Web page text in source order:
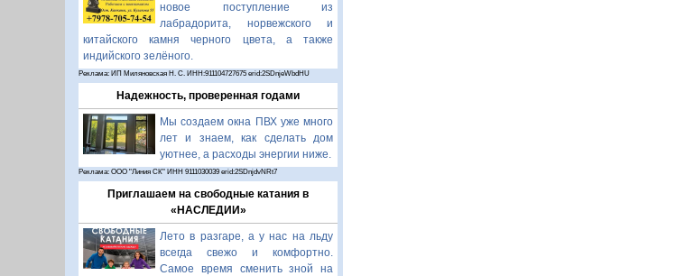
новое поступление из
лабрадорита, норвежского и
китайского камня черного цвета, а также
индийского зелёного.
Реклама: ИП Миляновская Н. С. ИНН:911104727675 erid:2SDnjeWbdHU
Надежность, проверенная годами
Мы создаем окна ПВХ уже много
лет и знаем, как сделать дом
уютнее, а расходы энергии ниже.
Реклама: ООО "Линия СК" ИНН 9111030039 erid:2SDnjdvNRt7
Приглашаем на свободные катания в
«НАСЛЕДИИ»
Лето в разгаре, а у нас на льду
всегда свежо и комфортно.
Самое время сменить зной на